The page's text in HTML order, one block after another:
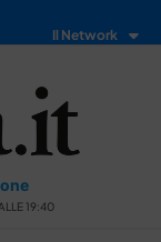
Il Network
19:40